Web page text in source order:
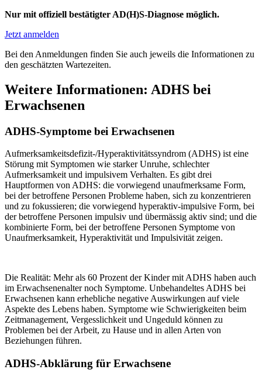
Nur mit offiziell bestätigter AD(H)S-Diagnose möglich.
Jetzt anmelden
Bei den Anmeldungen finden Sie auch jeweils die Informationen zu
den geschätzten Wartezeiten.
Weitere Informationen: ADHS bei
Erwachsenen
ADHS-Symptome bei Erwachsenen
Aufmerksamkeitsdefizit-/Hyperaktivitätssyndrom (ADHS) ist eine
Störung mit Symptomen wie starker Unruhe, schlechter
Aufmerksamkeit und impulsivem Verhalten. Es gibt drei
Hauptformen von ADHS: die vorwiegend unaufmerksame Form,
bei der betroffene Personen Probleme haben, sich zu konzentrieren
und zu fokussieren; die vorwiegend hyperaktiv-impulsive Form, bei
der betroffene Personen impulsiv und übermässig aktiv sind; und die
kombinierte Form, bei der betroffene Personen Symptome von
Unaufmerksamkeit, Hyperaktivität und Impulsivität zeigen.
Die Realität: Mehr als 60 Prozent der Kinder mit ADHS haben auch
im Erwachsenenalter noch Symptome. Unbehandeltes ADHS bei
Erwachsenen kann erhebliche negative Auswirkungen auf viele
Aspekte des Lebens haben. Symptome wie Schwierigkeiten beim
Zeitmanagement, Vergesslichkeit und Ungeduld können zu
Problemen bei der Arbeit, zu Hause und in allen Arten von
Beziehungen führen.
ADHS-Abklärung für Erwachsene